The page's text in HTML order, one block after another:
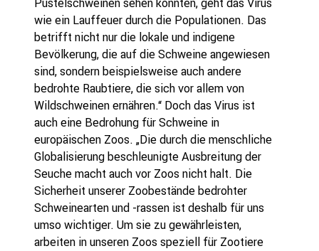
Pustelschweinen sehen konnten, geht das Virus
wie ein Lauffeuer durch die Populationen. Das
betrifft nicht nur die lokale und indigene
Bevölkerung, die auf die Schweine angewiesen
sind, sondern beispielsweise auch andere
bedrohte Raubtiere, die sich vor allem von
Wildschweinen ernähren.“ Doch das Virus ist
auch eine Bedrohung für Schweine in
europäischen Zoos. „Die durch die menschliche
Globalisierung beschleunigte Ausbreitung der
Seuche macht auch vor Zoos nicht halt. Die
Sicherheit unserer Zoobestände bedrohter
Schweinearten und -rassen ist deshalb für uns
umso wichtiger. Um sie zu gewährleisten,
arbeiten in unseren Zoos speziell für Zootiere